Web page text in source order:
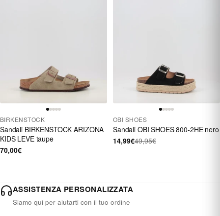
BIRKENSTOCK
Sandali BIRKENSTOCK ARIZONA
KIDS LEVE taupe
70,00€
OBI SHOES
Sandali OBI SHOES 800-2HE nero
14,99€49,95€
ASSISTENZA PERSONALIZZATA
Siamo qui per aiutarti con il tuo ordine